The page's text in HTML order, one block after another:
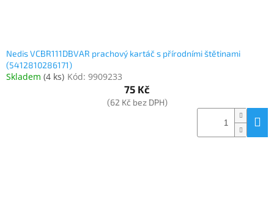
Nedis VCBR111DBVAR prachový kartáč s přírodními štětinami
(5412810286171)
Skladem (4 ks) Kód: 9909233
75 Kč
(62 Kč bez DPH)